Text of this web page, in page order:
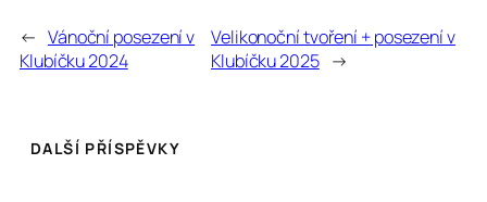
← Vánoční posezení v
Klubíčku 2024
Velikonoční tvoření + posezení v
Klubíčku 2025 →
DALŠÍ PŘÍSPĚVKY